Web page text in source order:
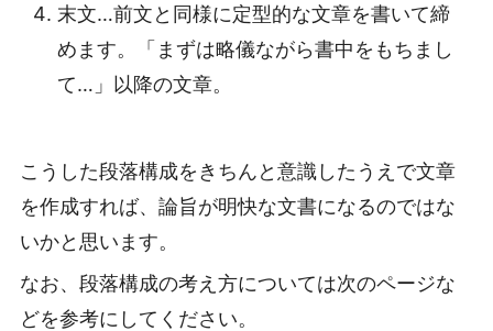
末文…前文と同様に定型的な文章を書いて締
めます。「まずは略儀ながら書中をもちまし
て…」以降の文章。
こうした段落構成をきちんと意識したうえで文章
を作成すれば、論旨が明快な文書になるのではな
いかと思います。
なお、段落構成の考え方については次のページな
どを参考にしてください。